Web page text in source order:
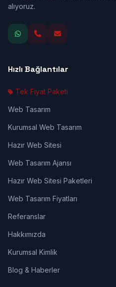
alıyoruz.
Hızlı Bağlantılar
Tek Fiyat Paketi
Web Tasarım
Kurumsal Web Tasarım
Hazır Web Sitesi
Web Tasarım Ajansı
Hazır Web Sitesi Paketleri
Web Tasarım Fiyatları
Referanslar
Hakkımızda
Kurumsal Kimlik
Blog & Haberler